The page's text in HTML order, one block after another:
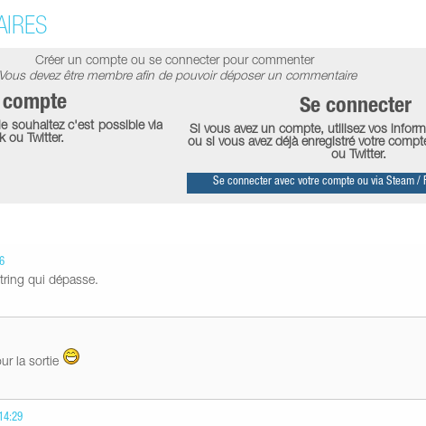
Créer un compte ou se connecter pour commenter
Vous devez être membre afin de pouvoir déposer un commentaire
souhaitez c'est possible via
ou Twitter.
Se connecter
Si vous avez un compte, utilisez vos
ou si vous avez déjà enregistré votre
ou Twitter.
Se connecter avec votre compte ou via Steam /
qui dépasse.
la sortie